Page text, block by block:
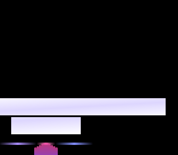
楽曲生成：AIボーカル付
き音楽作成